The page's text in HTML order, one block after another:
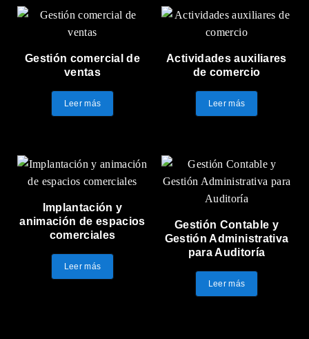
Gestión comercial de
ventas
Leer más
Actividades auxiliares
de comercio
Leer más
Implantación y
animación de espacios
comerciales
Leer más
Gestión Contable y
Gestión Administrativa
para Auditoría
Leer más